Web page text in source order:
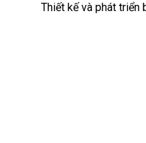
Thiết kế và phát triển